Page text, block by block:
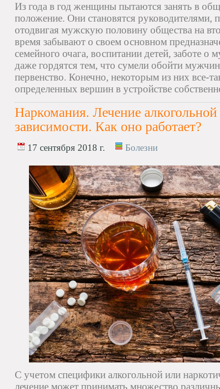
Из года в год женщины пытаются занять в
положение. Они становятся руководителями,
отодвигая мужскую половину общества на
время забывают о своем основном
семейного очага, воспитании детей, заботе
даже гордятся тем, что сумели обойти мужчин
первенство. Конечно, некоторым из них все-
определенных вершин в устройстве
Наркомания. Лечение
зависимости. Как оно работает?
17 сентября 2018 г. Болезни
С учетом специфики алкогольной или
лечение может принимать множество